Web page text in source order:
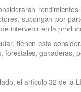
supongan por
intervenir en la
tienen esta
forestales, ganaderas,
el artículo 32 de la